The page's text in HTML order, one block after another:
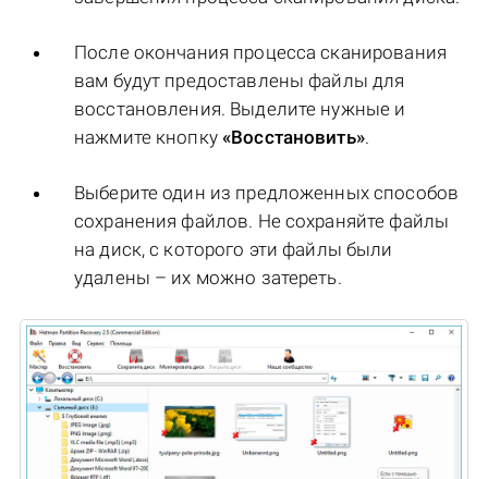
После окончания процесса сканирования
вам будут предоставлены файлы для
восстановления. Выделите нужные и
нажмите кнопку «Восстановить».
Выберите один из предложенных способов
сохранения файлов. Не сохраняйте файлы
на диск, с которого эти файлы были
удалены – их можно затереть.